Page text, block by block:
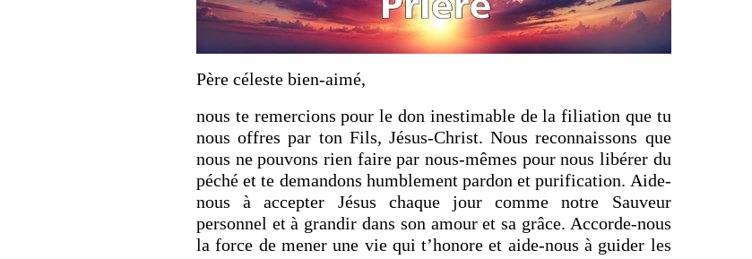
Père céleste bien-aimé,
nous te remercions pour le don inestimable de la filiation que tu
nous offres par ton Fils, Jésus-Christ. Nous reconnaissons que
nous ne pouvons rien faire par nous-mêmes pour nous libérer du
péché et te demandons humblement pardon et purification. Aide-
nous à accepter Jésus chaque jour comme notre Sauveur
personnel et à grandir dans son amour et sa grâce. Accorde-nous
la force de mener une vie qui t’honore et aide-nous à guider les